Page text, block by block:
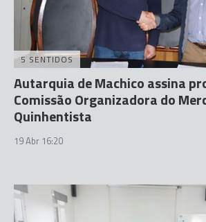
5 SENTIDOS
Autarquia de Machico assina
Comissão Organizadora do
Quinhentista
19 Abr 16:20